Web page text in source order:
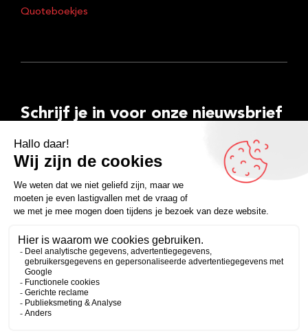
Quoteboekjes
Schrijf je in voor onze nieuwsbrief
E-
mailadres
Inschrijven
FacebookInstagramLinkedInYouTubeSpotify
Copyright 2026